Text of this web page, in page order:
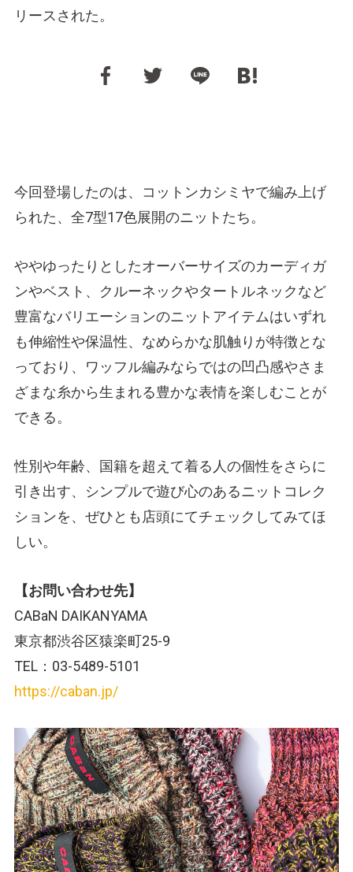
リースされた。
今回登場したのは、コットンカシミヤで編み上げ
られた、全7型17色展開のニットたち。
ややゆったりとしたオーバーサイズのカーディガ
ンやベスト、クルーネックやタートルネックなど
豊富なバリエーションのニットアイテムはいずれ
も伸縮性や保温性、なめらかな肌触りが特徴とな
っており、ワッフル編みならではの凹凸感やさま
ざまな糸から生まれる豊かな表情を楽しむことが
できる。
性別や年齢、国籍を超えて着る人の個性をさらに
引き出す、シンプルで遊び心のあるニットコレク
ションを、ぜひとも店頭にてチェックしてみてほ
しい。
【お問い合わせ先】
CABaN DAIKANYAMA
東京都渋谷区猿楽町25-9
TEL：03-5489-5101
https://caban.jp/